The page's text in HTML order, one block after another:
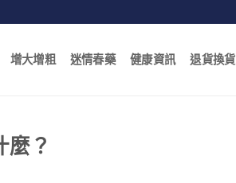
增大增粗 迷情春藥 健康資訊 退貨換貨
麼？